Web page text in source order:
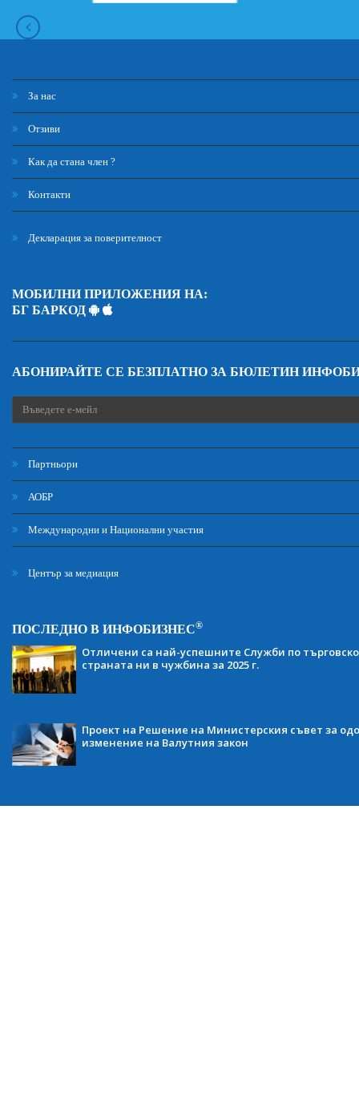
За нас
Отзиви
Как да стана член ?
Контакти
Декларация за поверителност
МОБИЛНИ ПРИЛОЖЕНИЯ НА:
БГ БАРКОД
АБОНИРАЙТЕ СЕ БЕЗПЛАТНО ЗА БЮЛЕТИН
Партньори
АОБР
Международни и Национални участия
Център за медиация
ПОСЛЕДНО В ИНФОБИЗНЕС®
Отличени са най-успешните Служби по
страната ни в чужбина за 2025 г.
Проект на Решение на Министерския съвет за
изменение на Валутния закон